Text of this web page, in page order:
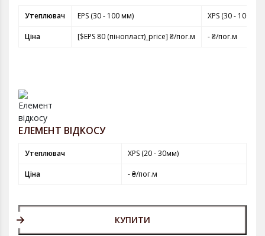
Утеплювач EPS (30 - 100 мм) XPS (30 - 100 мм)
Ціна [$EPS 80 (пінопласт)_price] ₴/пог.м - ₴/пог.м
ЕЛЕМЕНТ ВІДКОСУ
Утеплювач XPS (20 - 30мм)
Ціна - ₴/пог.м
КУПИТИ